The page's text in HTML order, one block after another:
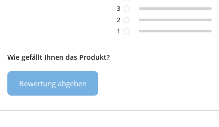
3
2
1
Wie gefällt Ihnen das Produkt?
Bewertung abgeben